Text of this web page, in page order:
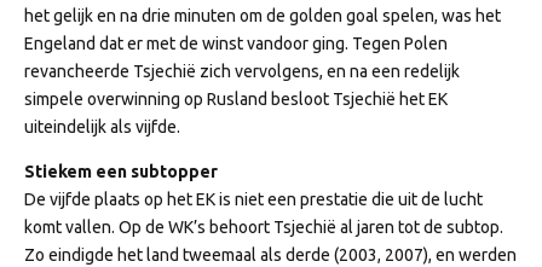
het gelijk en na drie minuten om de golden goal spelen, was het
Engeland dat er met de winst vandoor ging. Tegen Polen
revancheerde Tsjechië zich vervolgens, en na een redelijk
simpele overwinning op Rusland besloot Tsjechië het EK
uiteindelijk als vijfde.
Stiekem een subtopper
De vijfde plaats op het EK is niet een prestatie die uit de lucht
komt vallen. Op de WK’s behoort Tsjechië al jaren tot de subtop.
Zo eindigde het land tweemaal als derde (2003, 2007), en werden